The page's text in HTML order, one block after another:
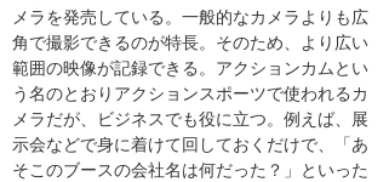
メラを発売している。一般的なカメラよりも広
角で撮影できるのが特長。そのため、より広い
範囲の映像が記録できる。アクションカムとい
う名のとおりアクションスポーツで使われるカ
メラだが、ビジネスでも役に立つ。例えば、展
示会などで身に着けて回しておくだけで、「あ
そこのブースの会社名は何だった？」といった